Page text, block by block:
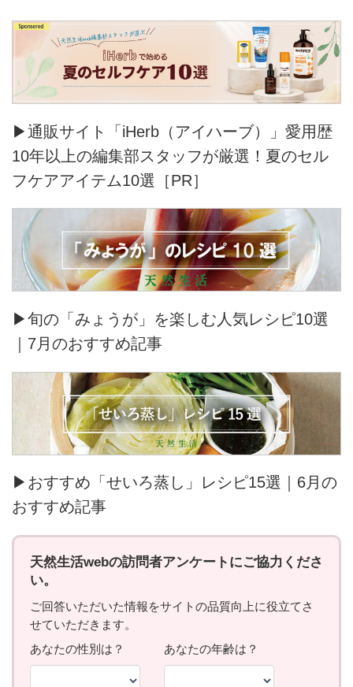
▶通販サイト「iHerb（アイハーブ）」愛用歴
10年以上の編集部スタッフが厳選！夏のセル
フケアアイテム10選［PR］
▶旬の「みょうが」を楽しむ人気レシピ10選
｜7月のおすすめ記事
▶おすすめ「せいろ蒸し」レシピ15選｜6月の
おすすめ記事